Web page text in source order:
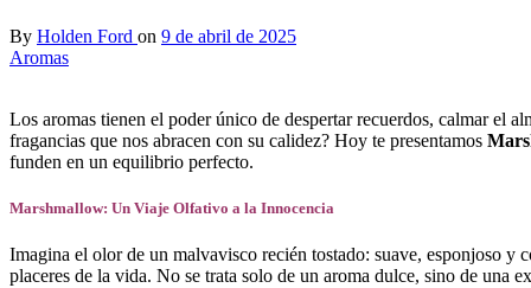
By Holden Ford on 9 de abril de 2025
Aromas
Los aromas tienen el poder único de despertar recuerdos, calmar el
fragancias que nos abracen con su calidez? Hoy te presentamos
funden en un equilibrio perfecto.
Marshmallow: Un Viaje Olfativo a la Innocencia
Imagina el olor de un malvavisco recién tostado: suave, esponjoso y
placeres de la vida. No se trata solo de un aroma dulce, sino de una